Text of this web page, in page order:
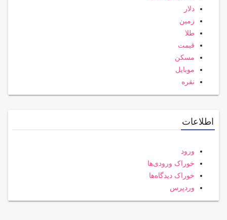
دلار
زمین
طلا
قیمت
مسکن
موبایل
نقره
اطلاعات
ورود
خوراک ورودی‌ها
خوراک دیدگاه‌ها
وردپرس